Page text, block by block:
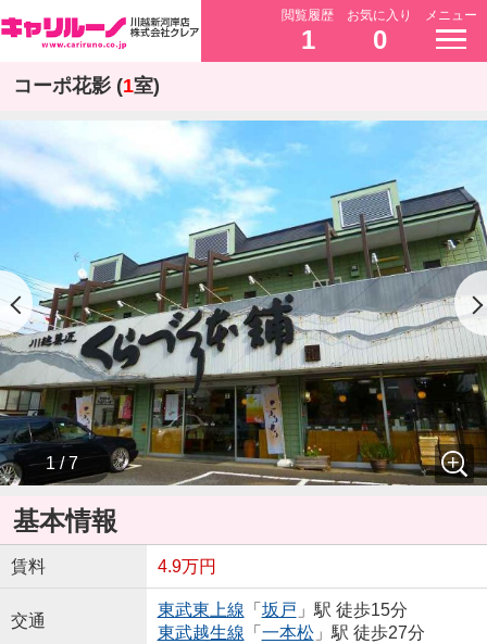
閲覧履歴
1
お気に入り
0
メニュー
コーポ花影 (1室)
1 / 7
基本情報
賃料 4.9万円
交通
東武東上線 「 坂戸 」駅 徒歩15分
東武越生線 「 一本松」駅 徒歩27分